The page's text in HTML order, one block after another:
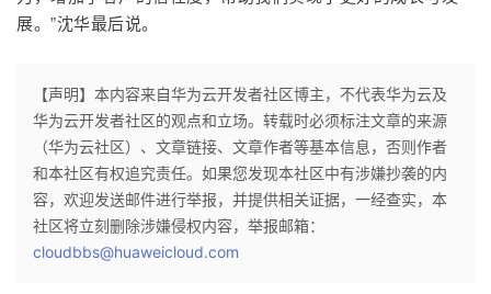
展。”沈华最后说。
【声明】本内容来自华为云开发者社区博主，不代表华为云及
华为云开发者社区的观点和立场。转载时必须标注文章的来源
（华为云社区）、文章链接、文章作者等基本信息，否则作者
和本社区有权追究责任。如果您发现本社区中有涉嫌抄袭的内
容，欢迎发送邮件进行举报，并提供相关证据，一经查实，本
社区将立刻删除涉嫌侵权内容，举报邮箱：
cloudbbs@huaweicloud.com